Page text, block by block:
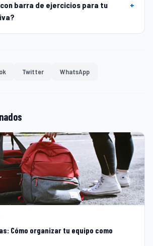
barra de ejercicios para tu
+
Twitter WhatsApp
Cómo organizar tu equipo como